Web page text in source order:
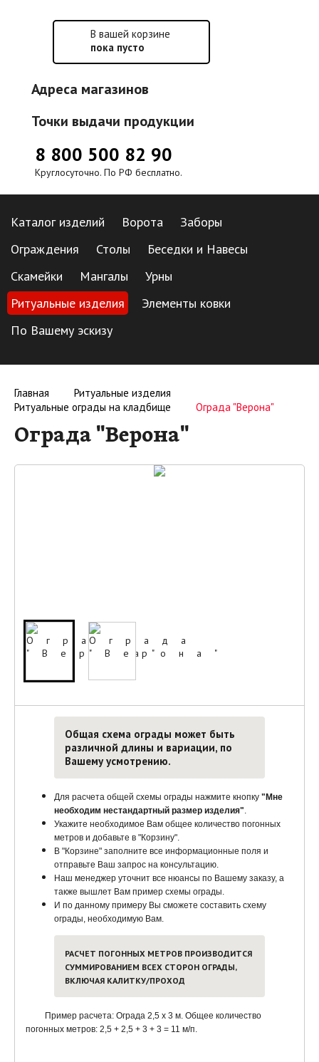
В вашей корзине
пока пусто
Адреса магазинов
Точки выдачи продукции
8 800 500 82 90
Круглосуточно. По РФ бесплатно.
Каталог изделий Ворота
Заборы
Ограждения
Столы
Беседки и Навесы
Скамейки
Мангалы
Урны
Ритуальные изделия
Элементы ковки
По Вашему эскизу
Главная
Ритуальные изделия
Ритуальные ограды на кладбище
Ограда "Верона"
Ограда "Верона"
Общая схема ограды может быть
различной длины и вариации, по
Вашему усмотрению.
Для расчета общей схемы ограды нажмите кнопку "Мне
необходим нестандартный размер изделия"
Укажите необходимое Вам общее количество погонных
метров и добавьте в "Корзину".
В "Корзине" заполните все информационные поля и
отправьте Ваш запрос на консультацию.
Наш менеджер уточнит все нюансы по Вашему заказу, а
также вышлет Вам пример схемы ограды.
И по данному примеру Вы сможете составить схему
ограды, необходимую Вам.
РАСЧЕТ ПОГОННЫХ МЕТРОВ ПРОИЗВОДИТСЯ
СУММИРОВАНИЕМ ВСЕХ СТОРОН ОГРАДЫ,
ВКЛЮЧАЯ КАЛИТКУ/ПРОХОД
Пример расчета: Ограда 2,5 х 3 м. Общее количество
погонных метров: 2,5 + 2,5 + 3 + 3 = 11 м/п.